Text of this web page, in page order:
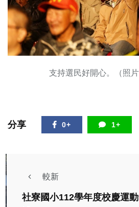
支持選民好開心。（照片
分享 0+ 1+
較新
社寮國小112學年度校慶運